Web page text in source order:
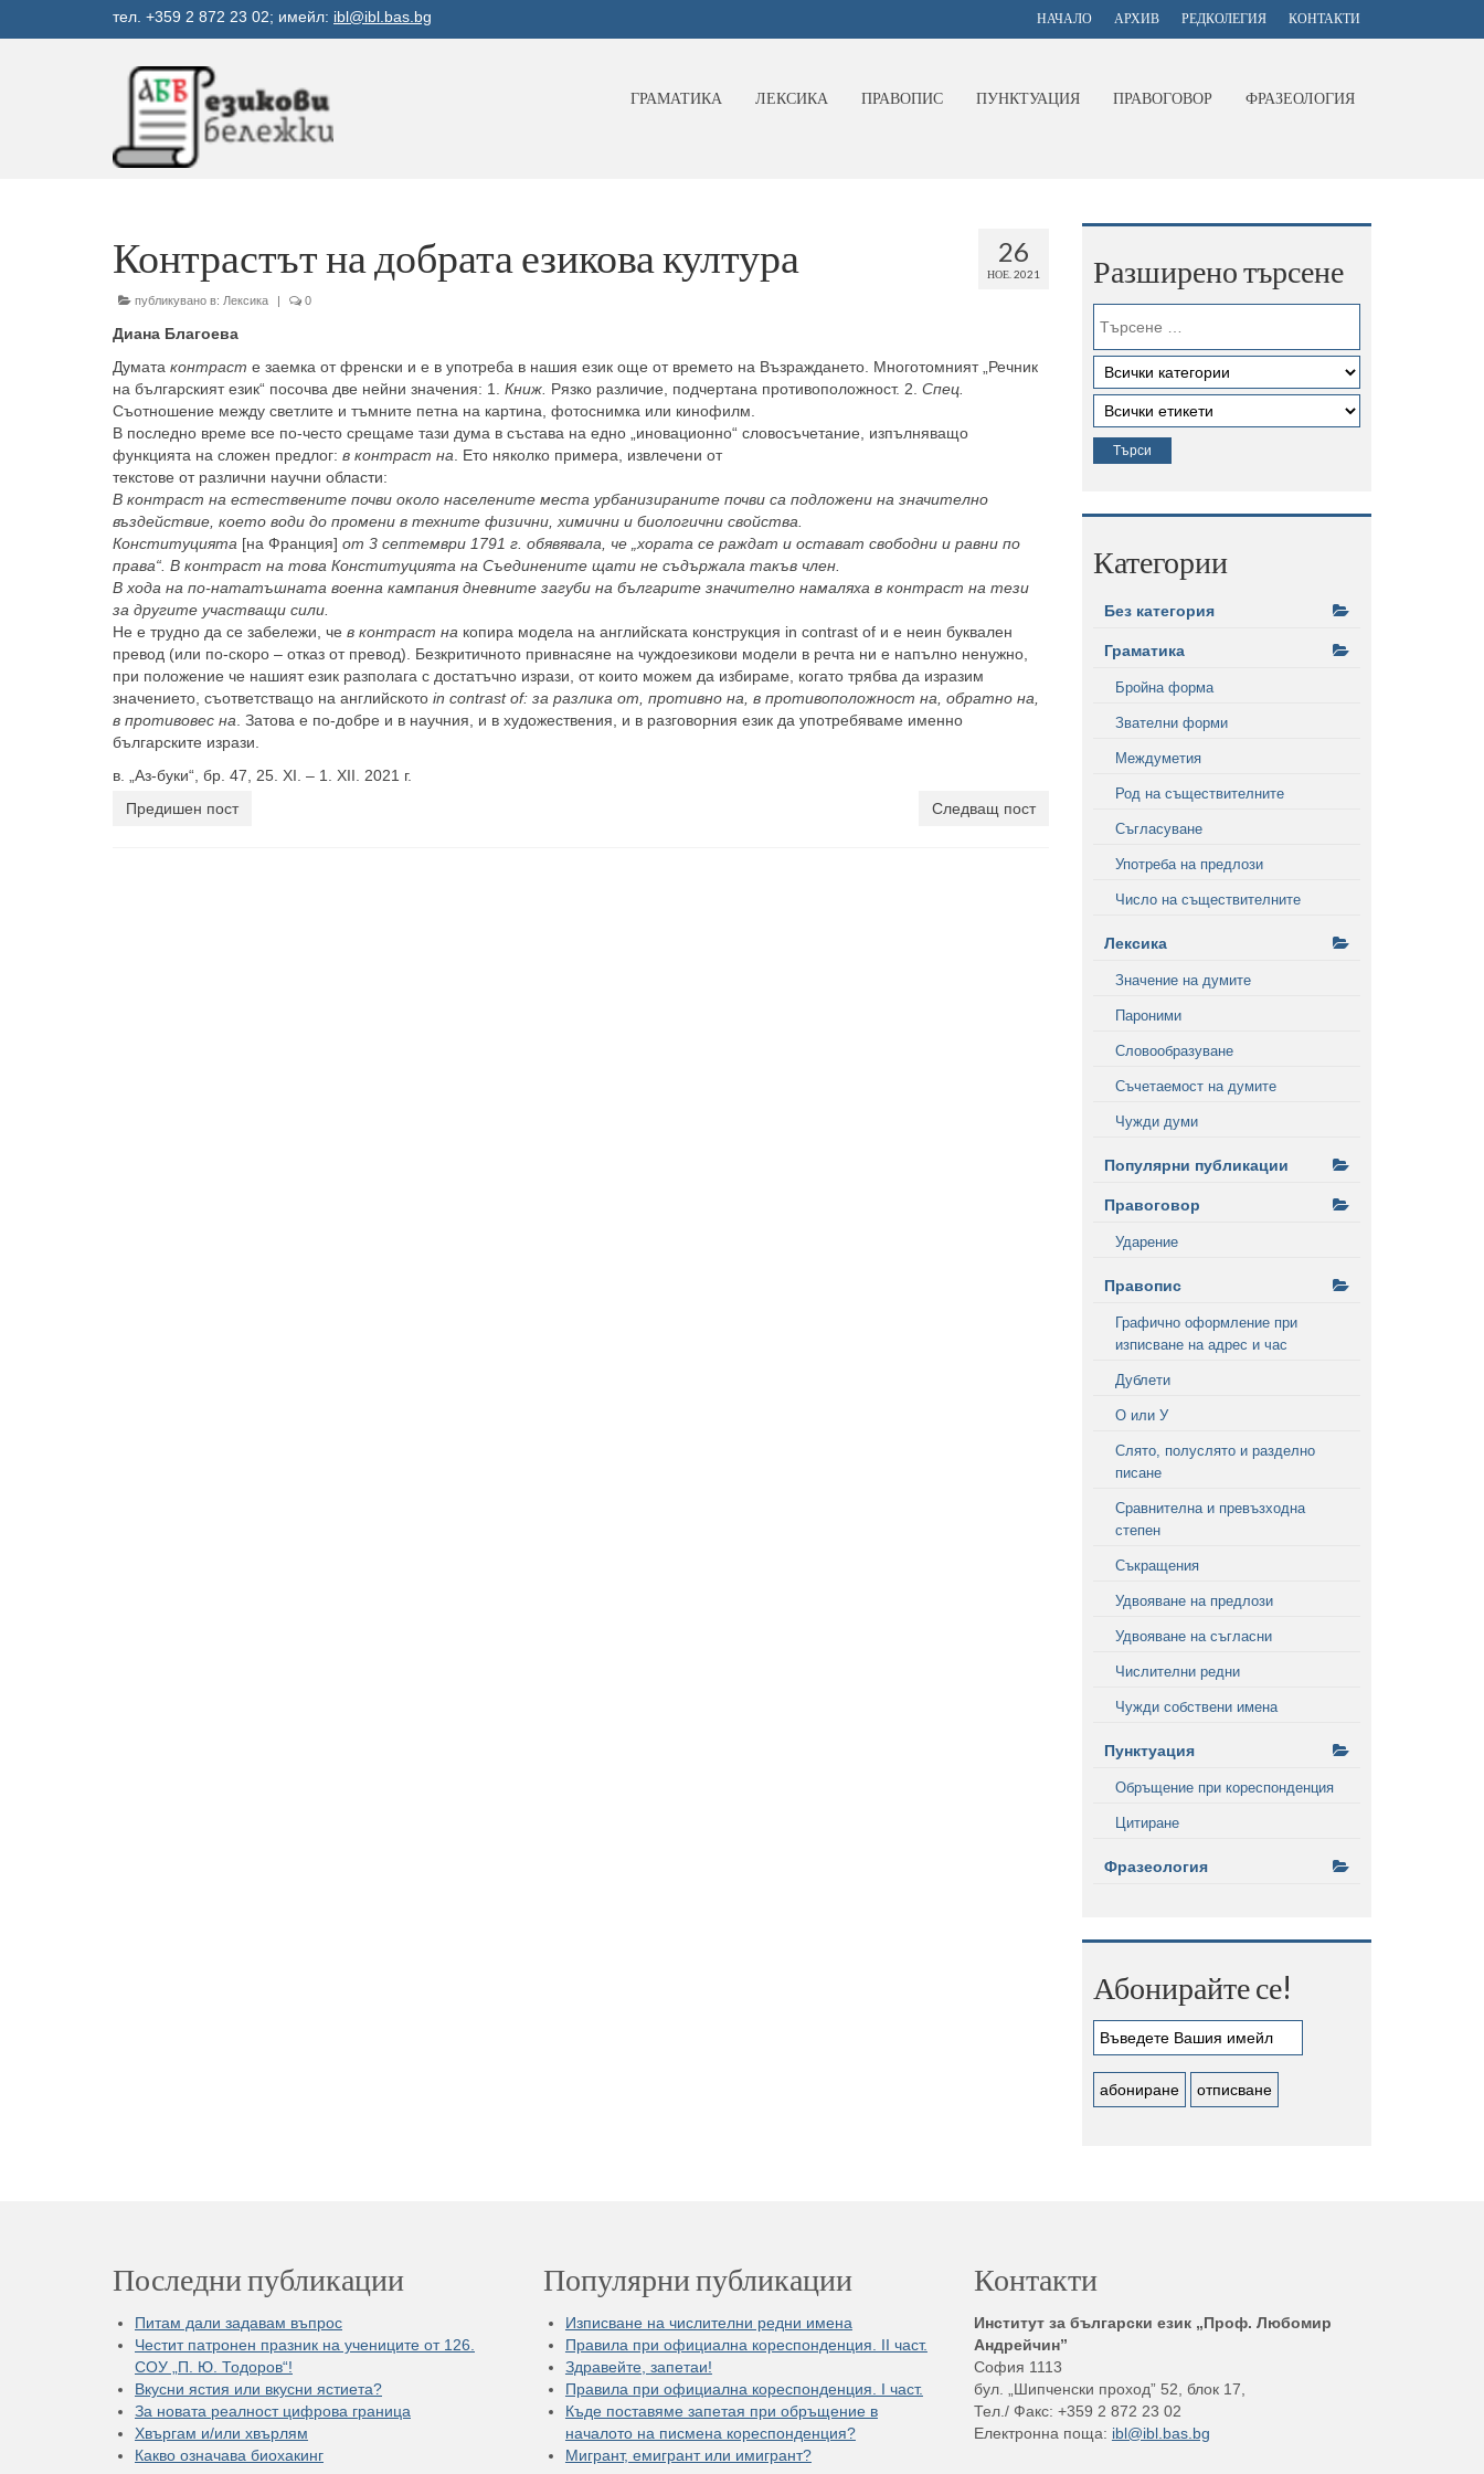
НАЧАЛО АРХИВ РЕДКОЛЕГИЯ КОНТАКТИ
тел. +359 2 872 23 02; имейл: ibl@ibl.bas.bg
ГРАМАТИКА ЛЕКСИКА ПРАВОПИС ПУНКТУАЦИЯ ПРАВОГОВОР ФРАЗЕОЛОГИЯ
26
НОЕ. 2021
Контрастът на добрата езикова култура
публикувано в: Лексика | 0
Диана Благоева
Думата контраст е заемка от френски и е в употреба в нашия език още от времето на Възраждането. Многотомният „Речник
на българският език“ посочва две нейни значения: 1. Книж. Рязко различие, подчертана противоположност. 2. Спец.
Съотношение между светлите и тъмните петна на картина, фотоснимка или кинофилм.
В последно време все по-често срещаме тази дума в състава на едно „иновационно“ словосъчетание, изпълняващо
функцията на сложен предлог: в контраст на . Ето няколко примера, извлечени от
текстове от различни научни области:
В контраст на естествените почви около населените места урбанизираните почви са подложени на значително
въздействие, което води до промени в техните физични, химични и биологични свойства.
Конституцията [на Франция] от 3 септември 1791 г. обявявала, че „хората се раждат и остават свободни и равни по
права“. В контраст на това Конституцията на Съединените щати не съдържала такъв член.
В хода на по-нататъшната военна кампания дневните загуби на българите значително намаляха в контраст на тези
за другите участващи сили.
Не е трудно да се забележи, че в контраст на копира модела на английската конструкция in contrast of и е неин буквален
превод (или по-скоро – отказ от превод). Безкритичното привнасяне на чуждоезикови модели в речта ни е напълно ненужно,
при положение че нашият език разполага с достатъчно изрази, от които можем да избираме, когато трябва да изразим
значението, съответстващо на английското in contrast of: за разлика от, противно на, в противоположност на, обратно на,
в противовес на . Затова е по-добре и в научния, и в художествения, и в разговорния език да употребяваме именно
българските изрази.
в. „Аз-буки“, бр. 47, 25. XI. – 1. XII. 2021 г.
Предишен пост
Следващ пост
Разширено търсене
Категории
Без категория
Граматика
Бройна форма
Звателни форми
Междуметия
Род на съществителните
Съгласуване
Употреба на предлози
Число на съществителните
Лексика
Значение на думите
Пароними
Словообразуване
Съчетаемост на думите
Чужди думи
Популярни публикации
Правоговор
Ударение
Правопис
Графично оформление при
изписване на адрес и час
Дублети
О или У
Слято, полуслято и разделно
писане
Сравнителна и превъзходна
степен
Съкращения
Удвояване на предлози
Удвояване на съгласни
Числителни редни
Чужди собствени имена
Пунктуация
Обръщение при кореспонденция
Цитиране
Фразеология
Абонирайте се!
Последни публикации
Питам дали задавам въпрос
Честит патронен празник на учениците от 126.
СОУ „П. Ю. Тодоров“!
Вкусни ястия или вкусни ястиета?
За новата реалност цифрова граница
Хвъргам и/или хвърлям
Какво означава биохакинг
Популярни публикации
Изписване на числителни редни имена
Правила при официална кореспонденция. II част.
Здравейте, запетаи!
Правила при официална кореспонденция. I част.
Къде поставяме запетая при обръщение в
началото на писмена кореспонденция?
Мигрант, емигрант или имигрант?
Контакти
Институт за български език „Проф. Любомир
Андрейчин”
София 1113
бул. „Шипченски проход” 52, блок 17,
Тел./ Факс: +359 2 872 23 02
Електронна поща: ibl@ibl.bas.bg